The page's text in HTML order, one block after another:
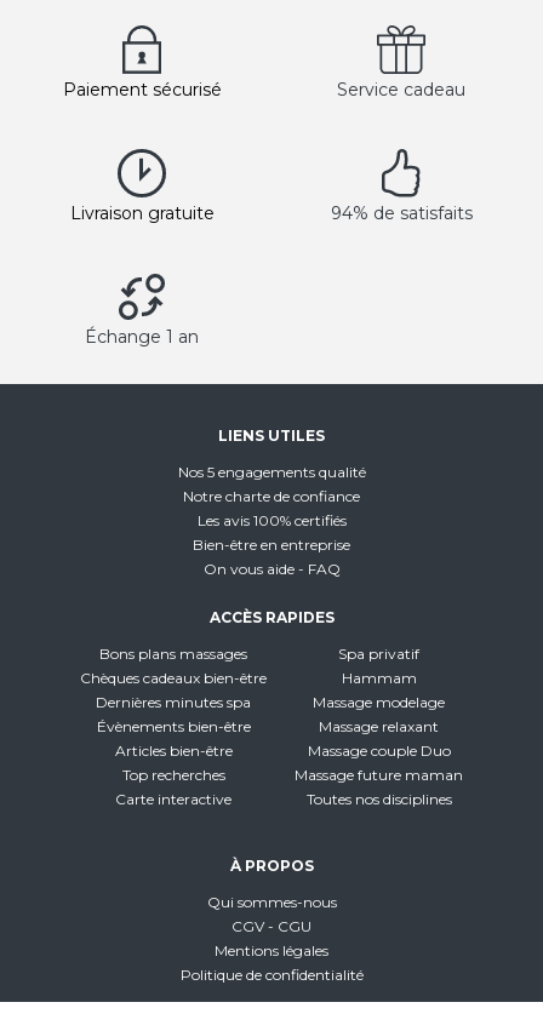
Paiement sécurisé Service cadeau
Livraison gratuite 94% de satisfaits
Échange 1 an
LIENS UTILES
Nos 5 engagements qualité
Notre charte de confiance
Les avis 100% certifiés
Bien-être en entreprise
On vous aide - FAQ
ACCÈS RAPIDES
Bons plans massages
Chèques cadeaux bien-être
Dernières minutes spa
Évènements bien-être
Articles bien-être
Top recherches
Carte interactive
Spa privatif
Hammam
Massage modelage
Massage relaxant
Massage couple Duo
Massage future maman
Toutes nos disciplines
À PROPOS
Qui sommes-nous
CGV - CGU
Mentions légales
Politique de confidentialité